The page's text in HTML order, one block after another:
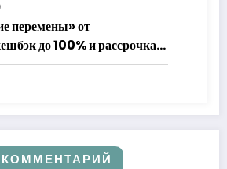
перемены» от
до 100% и рассрочка
«Халвой»